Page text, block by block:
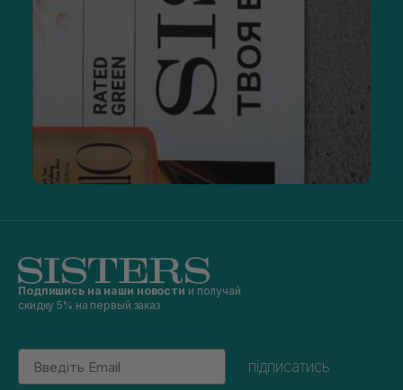
Подпишись на наши новости и получай
скидку 5% на первый заказ
Email
підписатись